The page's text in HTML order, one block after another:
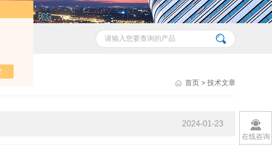
首页 > 技术文章
2024-01-23
在线咨询